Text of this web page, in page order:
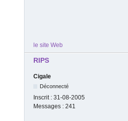
le site Web
RIPS
Cigale
Déconnecté
Inscrit : 31-08-2005
Messages : 241